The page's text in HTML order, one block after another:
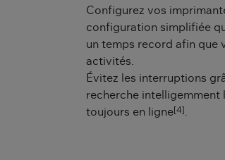
Configurez vos
configuration simplifiée
un temps record afin que
activités.
Évitez les interruptions
recherche intelligemment
toujours en ligne [4]